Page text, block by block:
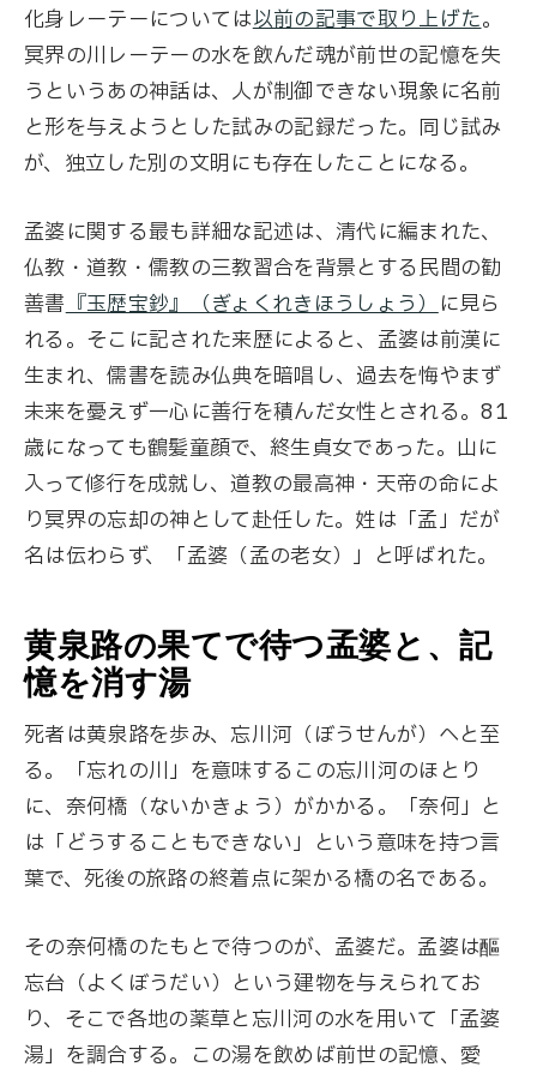
化身レーテーについては以前の記事で取り上げた。
冥界の川レーテーの水を飲んだ魂が前世の記憶を失
うというあの神話は、人が制御できない現象に名前
と形を与えようとした試みの記録だった。同じ試み
が、独立した別の文明にも存在したことになる。
孟婆に関する最も詳細な記述は、清代に編まれた、
仏教・道教・儒教の三教習合を背景とする民間の勧
善書 『玉歴宝鈔』（ぎょくれきほうしょう） に見ら
れる。そこに記された来歴によると、孟婆は前漢に
生まれ、儒書を読み仏典を暗唱し、過去を悔やまず
未来を憂えず一心に善行を積んだ女性とされる。81
歳になっても鶴髪童顔で、終生貞女であった。山に
入って修行を成就し、道教の最高神・天帝の命によ
り冥界の忘却の神として赴任した。姓は「孟」だが
名は伝わらず、「孟婆（孟の老女）」と呼ばれた。
黄泉路の果てで待つ孟婆と、記
憶を消す湯
死者は黄泉路を歩み、忘川河（ぼうせんが）へと至
る。「忘れの川」を意味するこの忘川河のほとり
に、奈何橋（ないかきょう）がかかる。「奈何」と
は「どうすることもできない」という意味を持つ言
葉で、死後の旅路の終着点に架かる橋の名である。
その奈何橋のたもとで待つのが、孟婆だ。孟婆は醧
忘台（よくぼうだい）という建物を与えられてお
り、そこで各地の薬草と忘川河の水を用いて「孟婆
湯」を調合する。この湯を飲めば前世の記憶、愛